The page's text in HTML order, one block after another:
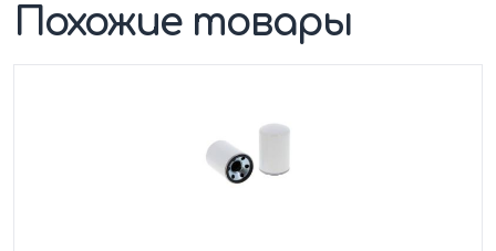
Похожие товары